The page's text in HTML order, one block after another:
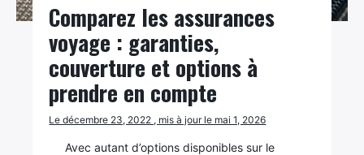
Comparez les assurances
voyage : garanties,
couverture et options à
prendre en compte
Le décembre 23, 2022 , mis à jour le mai 1, 2026
Avec autant d’options disponibles sur le